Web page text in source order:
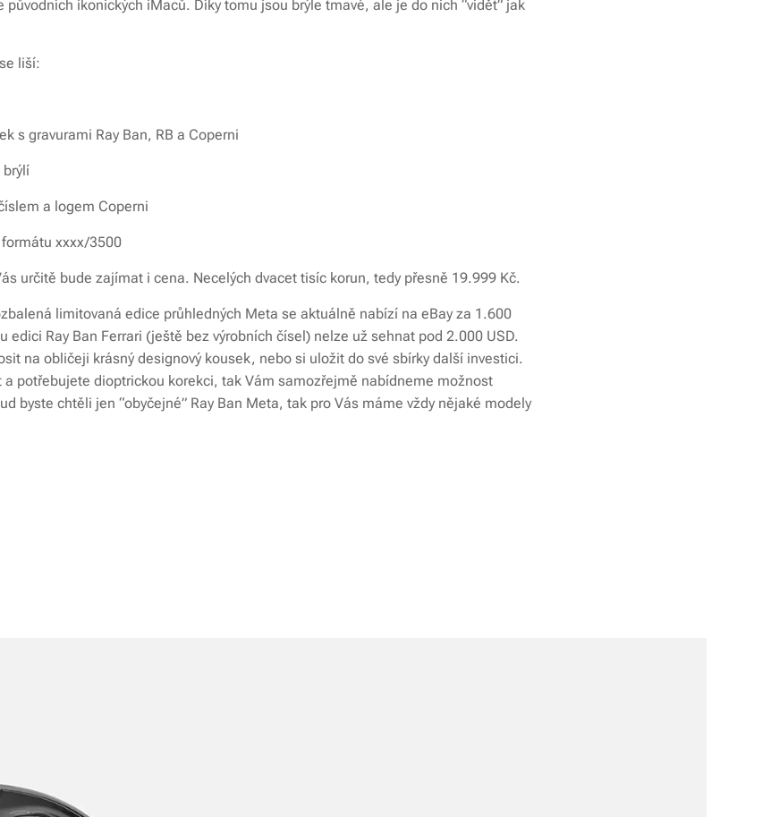
ikonických iMaců. Díky tomu jsou brýle tmavé, ale je do nich “vidět” jak
liší:
s gravurami Ray Ban, RB a Coperni
brýlí
a logem Coperni
xxxx/3500
určitě bude zajímat i cena. Necelých dvacet tisíc korun, tedy přesně 19.999 Kč.
limitovaná edice průhledných Meta se aktuálně nabízí na eBay za 1.600
edici Ray Ban Ferrari (ještě bez výrobních čísel) nelze už sehnat pod 2.000 USD.
na obličeji krásný designový kousek, nebo si uložit do své sbírky další investici.
a potřebujete dioptrickou korekci, tak Vám samozřejmě nabídneme možnost
byste chtěli jen “obyčejné” Ray Ban Meta, tak pro Vás máme vždy nějaké modely